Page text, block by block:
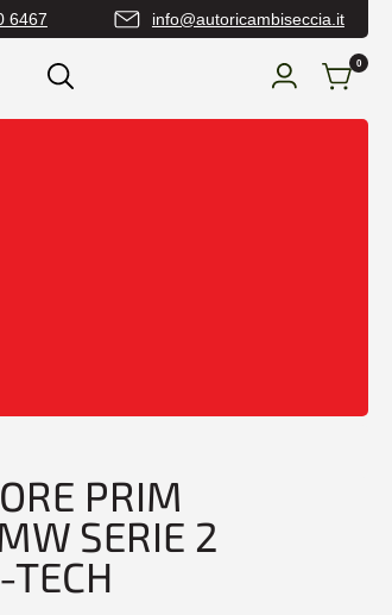
6467 info@autoricambiseccia.it
0
PRIM
SERIE 2